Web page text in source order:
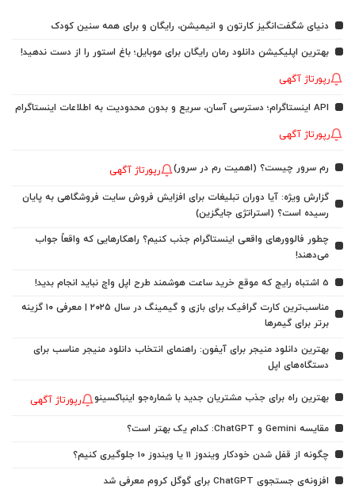
دنیای شگفت‌انگیز کارتون و انیمیشن، رایگان و برای همه سنین کودک
بهترین اپلیکیشن دانلود رمان رایگان برای موبایل؛ باغ استور را از دست ندهید!
رپورتاژ آگهی
API اینستاگرام؛ دسترسی آسان، سریع و بدون محدودیت به اطلاعات اینستاگرام
رپورتاژ آگهی
رم سرور چیست؟ (اهمیت رم در سرور) رپورتاژ آگهی
گزارش ویژه: آیا دوران تبلیغات برای افزایش فروش سایت فروشگاهی به پایان
رسیده است؟ (استراتژی جایگزین)
چطور فالوورهای واقعی اینستاگرام جذب کنیم؟ راهکارهایی که واقعاً جواب
می‌دهند!
5 اشتباه رایج که موقع خرید ساعت هوشمند طرح اپل واچ نباید انجام بدید!
مناسب‌ترین کارت گرافیک برای بازی و گیمینگ در سال ۲۰۲۵ | معرفی ۱۰ گزینه
برتر برای گیمرها
بهترین دانلود منیجر برای آیفون: راهنمای انتخاب دانلود منیجر مناسب برای
دستگاه‌های اپل
بهترین راه برای جذب مشتریان جدید با شماره‌جو اینباکسینو رپورتاژ آگهی
مقایسه Gemini و ChatGPT: کدام یک بهتر است؟
چگونه از قفل شدن خودکار ویندوز 11 یا ویندوز 10 جلوگیری کنیم؟
افزونه‌ی جستجوی ChatGPT برای گوگل کروم معرفی شد